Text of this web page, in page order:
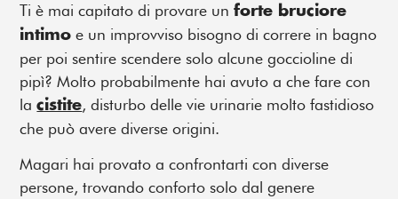
Ti è mai capitato di provare unforte bruciore
intimo e un improvviso bisogno di correre in bagno
per poi sentire scendere solo alcune goccioline di
pipì? Molto probabilmente hai avuto a che fare con
lacistite,disturbo delle vie urinarie molto fastidioso
che può avere diverse origini.
Magari hai provato a confrontarti con diverse
persone, trovando conforto solo dal genere